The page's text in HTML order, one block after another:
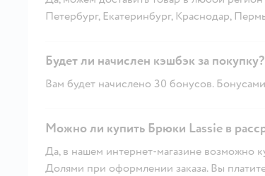
Петербург, Екатеринбург, Краснодар,
Будет ли начислен кэшбэк за покупку?
Вам будет начислено 30 бонусов.
Можно ли купить Брюки Lassie в
Да, в нашем интернет-магазине возможно
Долями при оформлении заказа. Вы